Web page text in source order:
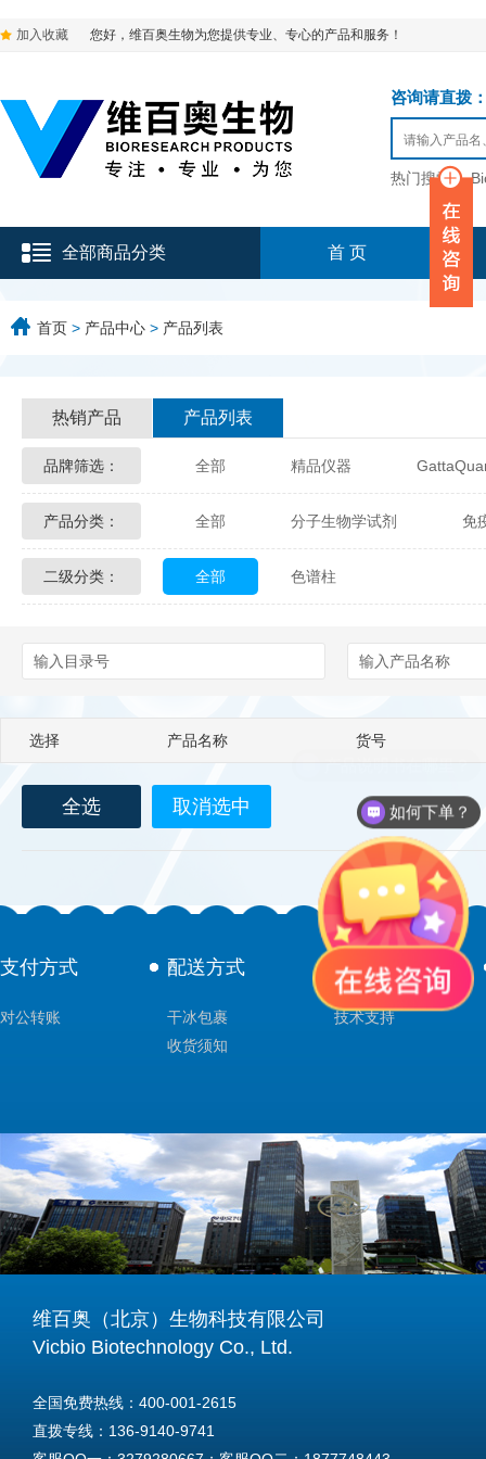
加入收藏 您好，维百奥生物为您提供专业、专心的产品和服务！
咨询请直拨
热门搜索：
全部商品分类 首 页
首页 > 产品中心 > 产品列表
热销产品 产品列表
品牌筛选： 全部 精品仪器
Glycon Biochem Sterlitech
Echelon Biosciences
Biotez Berlin Diametra
Berry & Associates Zedira
LGC Maine Standards Biolife
Abbexa AbD Serotec
产品分类： 全部 分子生物学试剂 免
化学及生物化学试剂
二级分类： 全部 色谱柱
选择 产品名称 货号
全选 取消选中
支付方式
对公转账
配送方式
干冰包裹
收货须知
售后服务
技术支持
维百奥（北京）生物科技有限公司
Vicbio Biotechnology Co., Ltd.
全国免费热线：400-001-2615
直拨专线：136-9140-9741
如何下单？